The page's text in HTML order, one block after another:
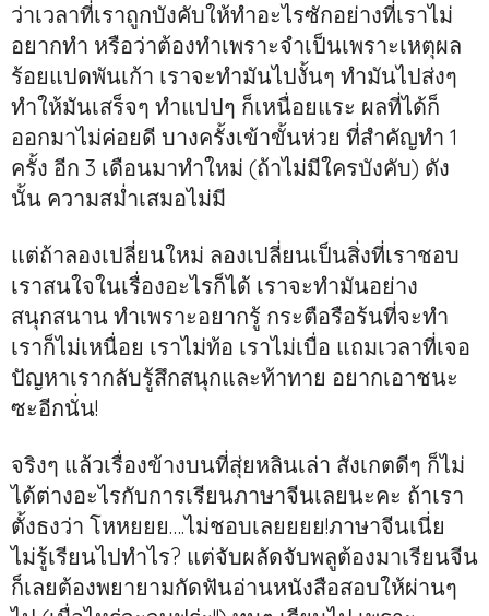
ว่าเวลาที่เราถูกบังคับให้ทำอะไรซักอย่างที่เราไม่
อยากทำ หรือว่าต้องทำเพราะจำเป็นเพราะเหตุผล
ร้อยแปดพันเก้า เราจะทำมันไปงั้นๆ ทำมันไปส่งๆ
ทำให้มันเสร็จๆ ทำแปปๆ ก็เหนื่อยแระ ผลที่ได้ก็
ออกมาไม่ค่อยดี บางครั้งเข้าขั้นห่วย ที่สำคัญทำ 1
ครั้ง อีก 3 เดือนมาทำใหม่ (ถ้าไม่มีใครบังคับ) ดัง
นั้น ความสม่ำเสมอไม่มี
แต่ถ้าลองเปลี่ยนใหม่ ลองเปลี่ยนเป็นสิ่งที่เราชอบ
เราสนใจในเรื่องอะไรก็ได้ เราจะทำมันอย่าง
สนุกสนาน ทำเพราะอยากรู้ กระตือรือร้นที่จะทำ
เราก็ไม่เหนื่อย เราไม่ท้อ เราไม่เบื่อ แถมเวลาที่เจอ
ปัญหาเรากลับรู้สึกสนุกและท้าทาย อยากเอาชนะ
ซะอีกนั่น!
จริงๆ แล้วเรื่องข้างบนที่สุ่ยหลินเล่า สังเกตดีๆ ก็ไม่
ได้ต่างอะไรกับการเรียนภาษาจีนเลยนะคะ ถ้าเรา
ตั้งธงว่า โหหยยย….ไม่ชอบเลยยยย!ภาษาจีนเนี่ย
ไม่รู้เรียนไปทำไร? แต่จับผลัดจับพลูต้องมาเรียนจีน
ก็เลยต้องพยายามกัดฟันอ่านหนังสือสอบให้ผ่านๆ